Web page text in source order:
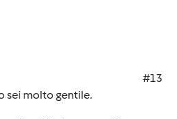
#13
sei molto gentile.